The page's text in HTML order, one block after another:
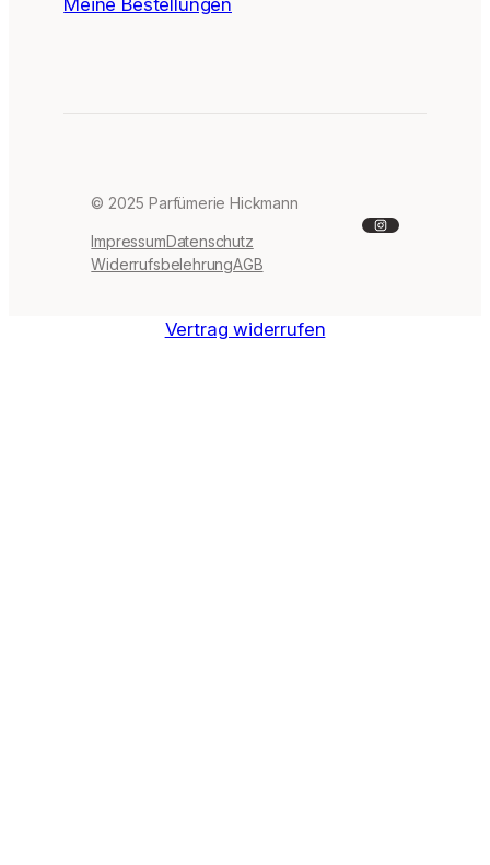
Meine Bestellungen
© 2025 Parfümerie Hickmann
ImpressumDatenschutz
WiderrufsbelehrungAGB
Instagram
Vertrag widerrufen